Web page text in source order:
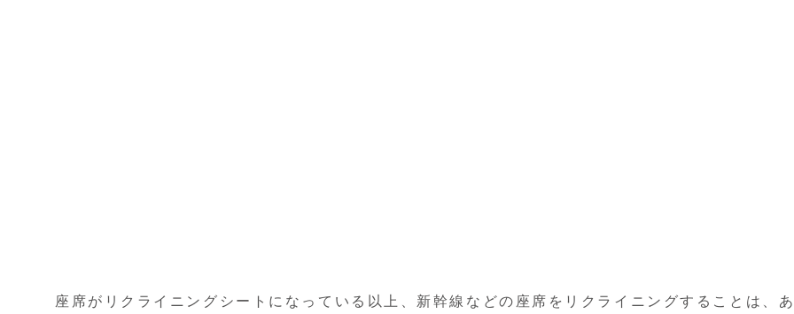
座席がリクライニングシートになっている以上、新幹線などの座席をリクライニングすることは、